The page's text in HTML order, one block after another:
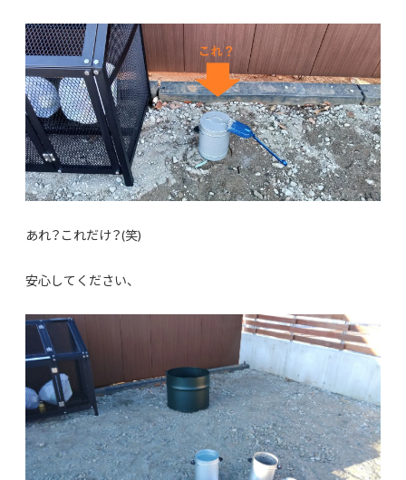
あれ？これだけ？(笑)
安心してください、